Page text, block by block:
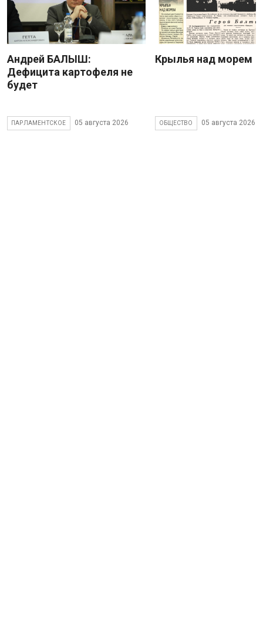
Андрей БАЛЫШ:
Дефицита картофеля не
будет
ПАРЛАМЕНТСКОЕ 05 августа 2026
Крылья над морем
ОБЩЕСТВО 05 августа 2026